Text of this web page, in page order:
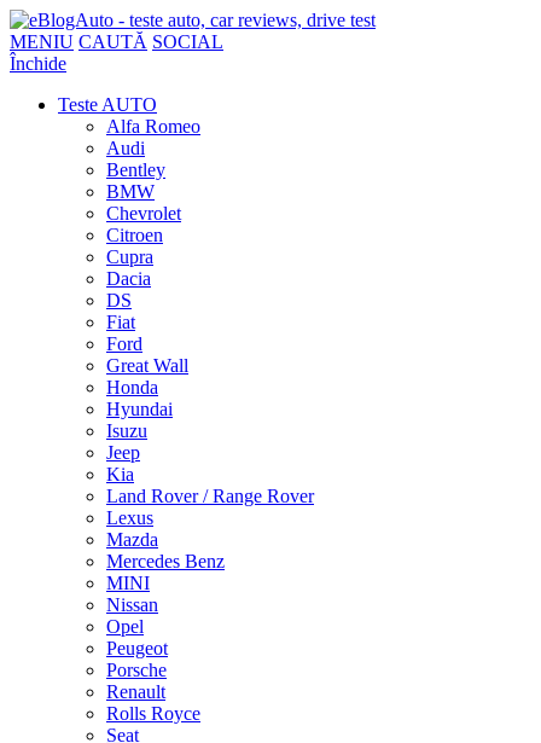
MENIU CAUTĂ SOCIAL
Închide
Teste AUTO
Alfa Romeo
Audi
Bentley
BMW
Chevrolet
Citroen
Cupra
Dacia
DS
Fiat
Ford
Great Wall
Honda
Hyundai
Isuzu
Jeep
Kia
Land Rover / Range Rover
Lexus
Mazda
Mercedes Benz
MINI
Nissan
Opel
Peugeot
Porsche
Renault
Rolls Royce
Seat